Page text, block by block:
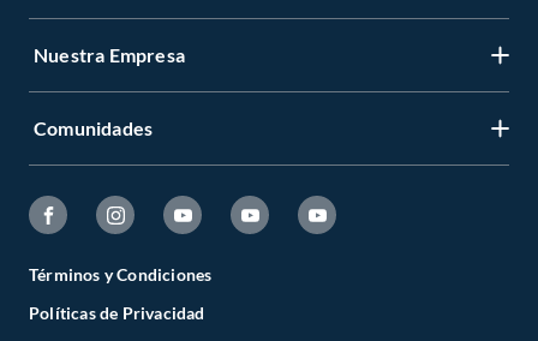
Nuestra Empresa
Comunidades
Términos y Condiciones
Políticas de Privacidad